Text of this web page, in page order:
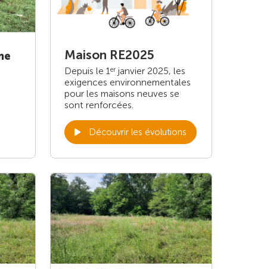
Maison RE2025
Depuis le 1 er janvier 2025, les
exigences environnementales
pour les maisons neuves se
sont renforcées.
Découvrir les évolutions